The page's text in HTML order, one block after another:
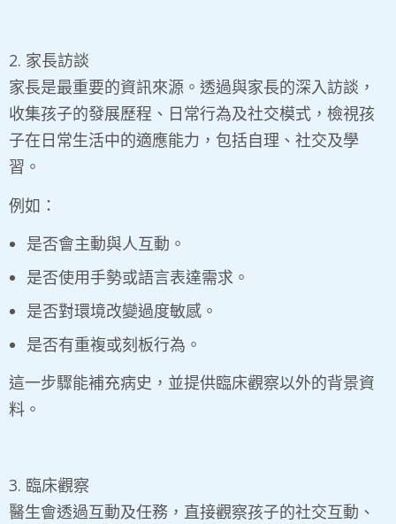
2. 家長訪談
家長是最重要的資訊來源。透過與家長的深入訪談，
收集孩子的發展歷程、日常行為及社交模式，檢視孩
子在日常生活中的適應能力，包括自理、社交及學
習。
例如：
是否會主動與人互動。
是否使用手勢或語言表達需求。
是否對環境改變過度敏感。
是否有重複或刻板行為。
這一步驟能補充病史，並提供臨床觀察以外的背景資
料。
3. 臨床觀察
醫生會透過互動及任務，直接觀察孩子的社交互動、